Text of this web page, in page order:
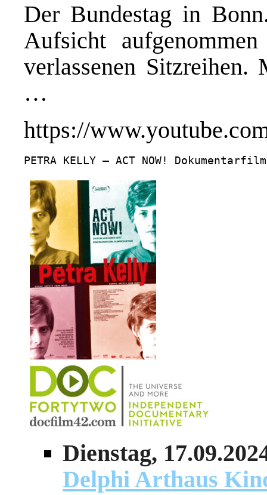
Der Bundestag in
Aufsicht
verlassenen
…
https://
PETRA KELLY – ACT NOW!
Dienstag,
Delphi Arthaus